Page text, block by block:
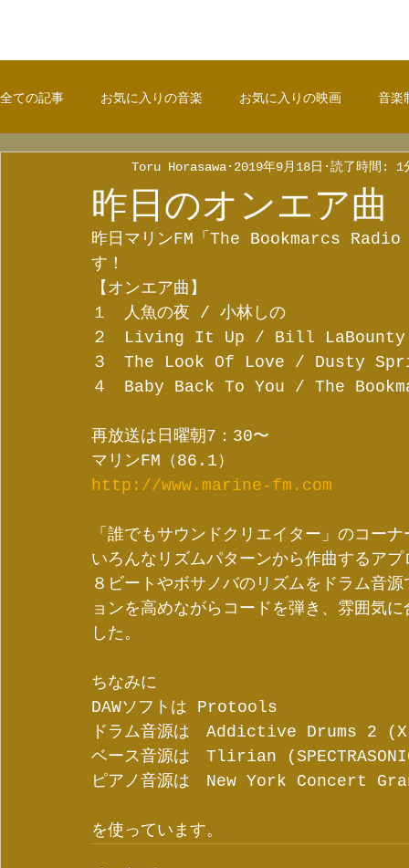
全ての記事 お気に入りの音楽 お気に入りの映画 音楽
昨日のオンエア曲
Toru Horasawa 2019年9月18日 読了時間: 1
昨日マリンFM「The Bookmarcs
す！
【オンエア曲】
１　人魚の夜 / 小林しの
２　Living It Up / Bill
３　The Look Of Love / Dusty
４　Baby Back To You / The
再放送は日曜朝7：30〜
マリンFM（86.1）
http://www.marine-fm.com
「誰でもサウンドクリエイター」のコーナ
いろんなリズムパターンから作曲するア
８ビートやボサノバのリズムをドラム音
ョンを高めながらコードを弾き、雰囲気
した。
ちなみに
DAWソフトは Protools
ドラム音源は　Addictive Drums 2
ベース音源は　Tlirian
ピアノ音源は　New York Concert
を使っています。